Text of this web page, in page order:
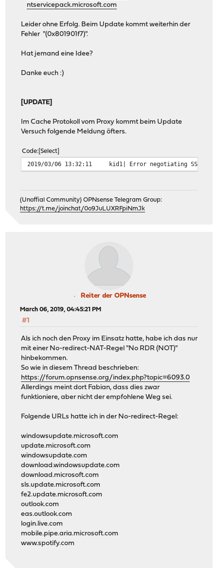
ntservicepack.microsoft.com
Leider ohne Erfolg. Beim Update kommt weiterhin der
Fehler "(0x801901f7)".
Hat jemand eine Idee?
Danke euch :)
[UPDATE]
Im Cache Protokoll vom Proxy kommt beim Update
Versuch folgende Meldung öfters.
Code Select
2019/03/06 13:32:11 kid1| Error negotiating SSL
(Unoffial Community) OPNsense Telegram Group:
https://t.me/joinchat/0o9JuLUXRFpiNmJk
Reiter der OPNsense
March 06, 2019, 04:45:21 PM
#1
Als ich noch den Proxy im Einsatz hatte, habe ich das nur
mit einer No-redirect-NAT-Regel "No RDR (NOT)"
hinbekommen.
So wie in diesem Thread beschrieben:
https://forum.opnsense.org/index.php?topic=6093.0
Allerdings meint dort Fabian, dass dies zwar
funktioniere, aber nicht der empfohlene Weg sei.
Folgende URLs hatte ich in der No-redirect-Regel:
windowsupdate.microsoft.com
update.microsoft.com
windowsupdate.com
download.windowsupdate.com
download.microsoft.com
sls.update.microsoft.com
fe2.update.microsoft.com
outlook.com
eas.outlook.com
login.live.com
mobile.pipe.aria.microsoft.com
www.spotify.com